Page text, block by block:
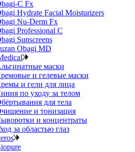
C Fx
Hydrate Facial Moisturizers
Nu-Derm Fx
Professional C
Sunscreens
Obagi MD
маски
и гелевые маски
и гели для лица
по уходу за телом
для тела
и тонизация
и концентраты
за областью глаз